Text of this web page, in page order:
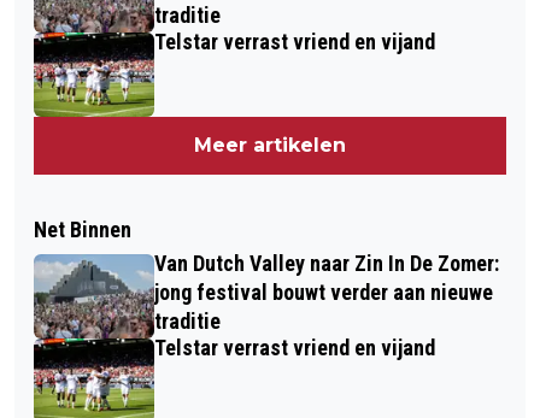
traditie
Telstar verrast vriend en vijand
Meer artikelen
Net Binnen
Van Dutch Valley naar Zin In De Zomer:
jong festival bouwt verder aan nieuwe
traditie
Telstar verrast vriend en vijand